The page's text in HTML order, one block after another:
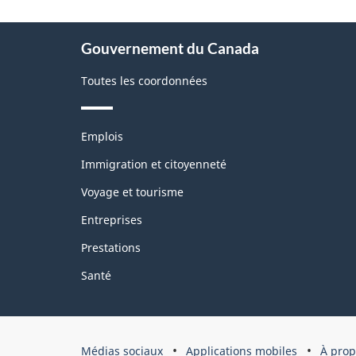
Gouvernement du Canada
Toutes les coordonnées
Thèmes
sujets
Emplois
Immigration et citoyenneté
Voyage et tourisme
Entreprises
Prestations
Santé
Organisation
Médias sociaux Applications mobiles À